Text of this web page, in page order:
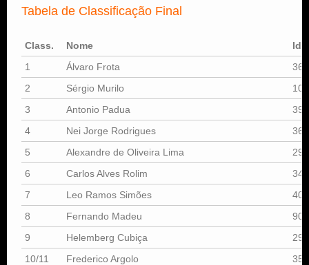
Tabela de Classificação Final
Class. Nome
1
Álvaro Frota
2
Sérgio Murilo
3
Antonio Padua
4
Nei Jorge Rodrigues
366
5
Alexandre de Oliveira Lima
6
Carlos Alves Rolim
342
7
Leo Ramos Simões
8
Fernando Madeu
90
9
Helemberg Cubiça
10/11
Frederico Argolo